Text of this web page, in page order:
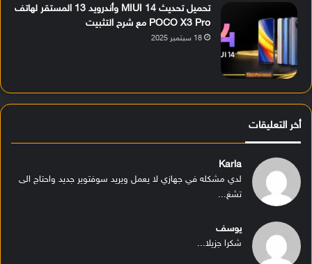
تحميل تحديث MIUI 14 وأندرويد 13 المستقر لهاتف
POCO X3 Pro مع شرح التثبيت
18 سبتمبر 2025
أخر التعليقات
Karla
لدي مشكله في جهازي لا يعمل ويريد سوفتوير جديد واحتاج الى
تشغ...
يوسف
شكرا جزيلا...